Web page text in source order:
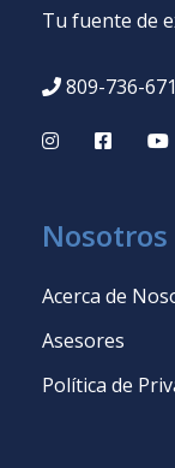
Tu fuente de
809-736-
Nosotros
Acerca de
Asesores
Política de